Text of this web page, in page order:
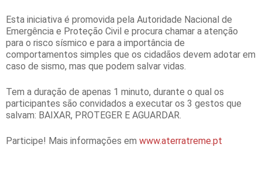
Esta iniciativa é promovida pela Autoridade Nacional de
Emergência e Proteção Civil e procura chamar a atenção
para o risco sísmico e para a importância de
comportamentos simples que os cidadãos devem adotar em
caso de sismo, mas que podem salvar vidas.
Tem a duração de apenas 1 minuto, durante o qual os
participantes são convidados a executar os 3 gestos que
salvam: BAIXAR, PROTEGER E AGUARDAR.
Participe! Mais informações em www.aterratreme.pt